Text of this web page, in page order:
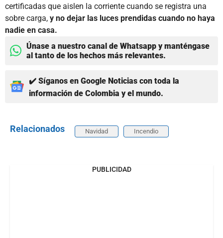
certificadas que aislen la corriente cuando se registra una
sobre carga, y no dejar las luces prendidas cuando no haya
nadie en casa.
Únase a nuestro canal de Whatsapp y manténgase
al tanto de los hechos más relevantes.
✔️ Síganos en Google Noticias con toda la
información de Colombia y el mundo.
Relacionados Navidad Incendio
PUBLICIDAD